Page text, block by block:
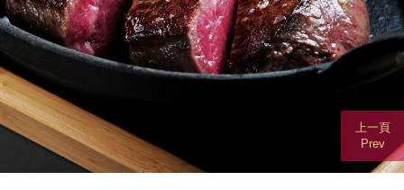
上一頁
Prev